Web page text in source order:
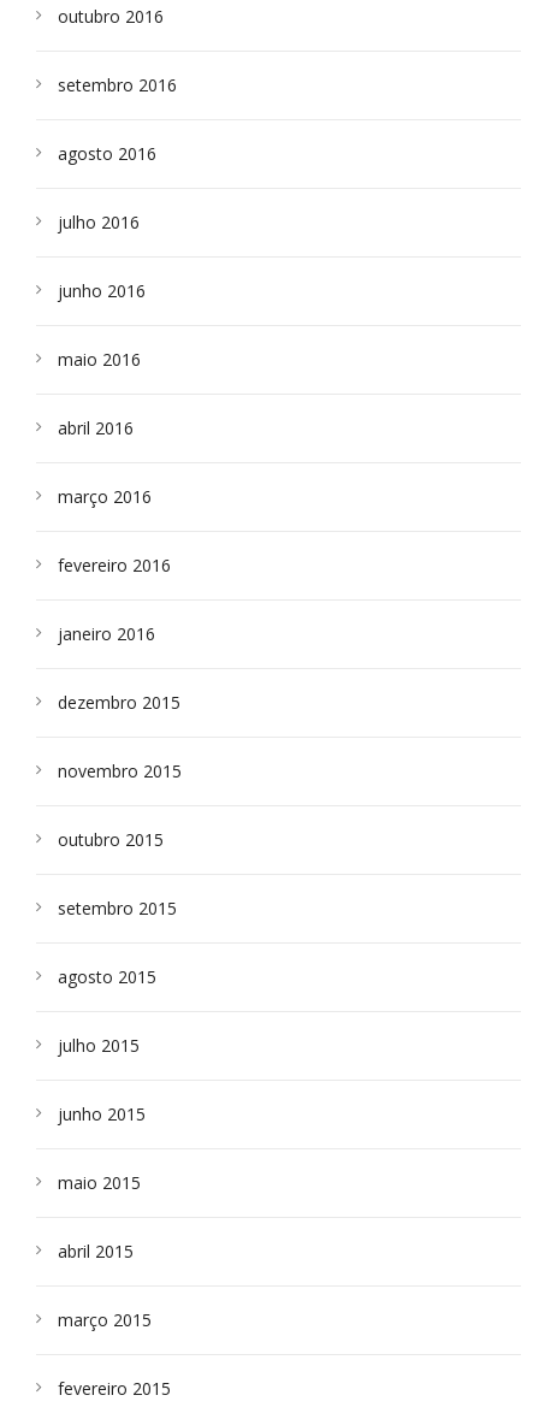
outubro 2016
setembro 2016
agosto 2016
julho 2016
junho 2016
maio 2016
abril 2016
março 2016
fevereiro 2016
janeiro 2016
dezembro 2015
novembro 2015
outubro 2015
setembro 2015
agosto 2015
julho 2015
junho 2015
maio 2015
abril 2015
março 2015
fevereiro 2015